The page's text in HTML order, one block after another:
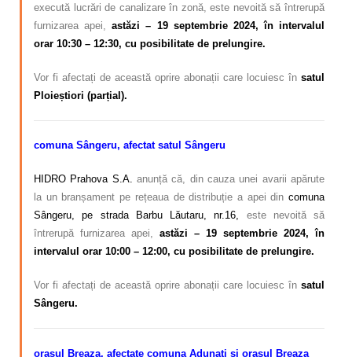
execută lucrări de canalizare în zonă, este nevoită să întrerupă
furnizarea apei,astăzi – 19 septembrie 2024, în intervalul
orar 10:30 – 12:30, cu posibilitate de prelungire.
Vor fi afectați de această oprire abonații care locuiesc în satul
Ploieștiori (parțial).
comuna Sângeru, afectat satul Sângeru
HIDRO Prahova S.A. anunță că, din cauza unei avarii apărute
la un branșament pe rețeaua de distribuție a apei din comuna
Sângeru, pe strada Barbu Lăutaru, nr.16, este nevoită să
întrerupă furnizarea apei, astăzi – 19 septembrie 2024, în
intervalul orar 10:00 – 12:00, cu posibilitate de prelungire.
Vor fi afectați de această oprire abonații care locuiesc în satul
Sângeru.
orașul Breaza, afectate comuna Adunați și orașul Breaza